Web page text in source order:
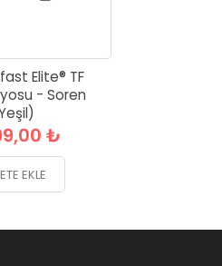
Elite® TF
- Soren
₺
EKLE